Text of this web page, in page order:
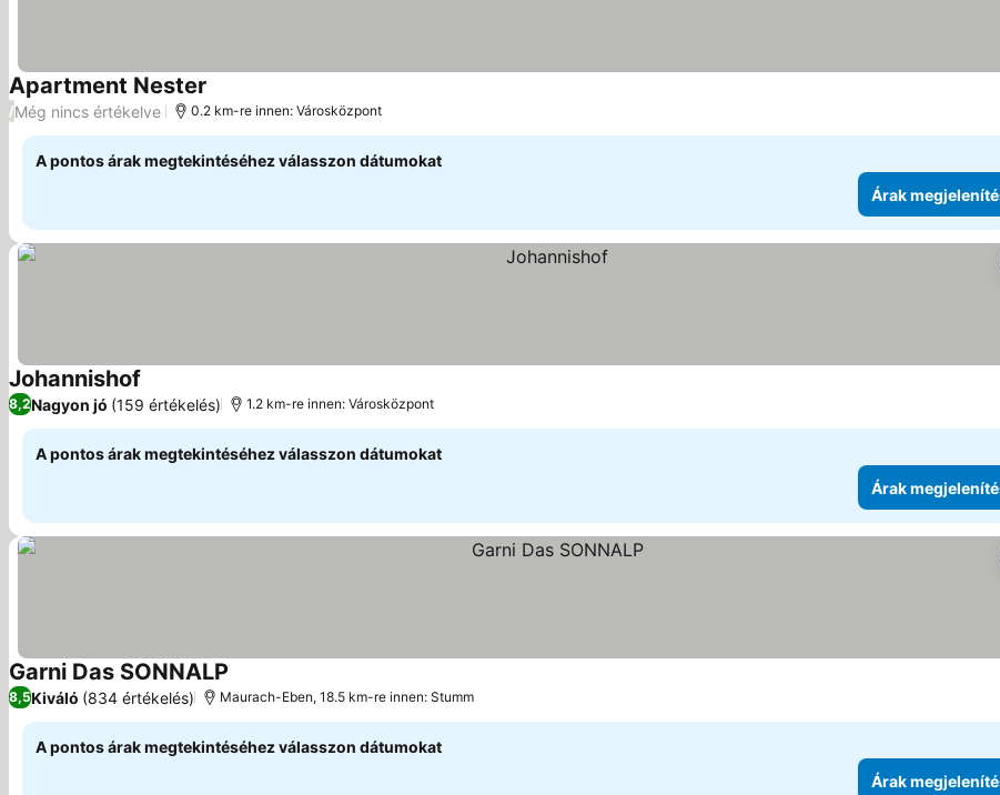
Apartment Nester
/Még nincs értékelve 0.2 km-re innen: Városközpont
A pontos árak megtekintéséhez válasszon dátumokat
Árak
Johannishof
8,2Nagyon jó (159 értékelés) 1.2 km-re innen: Városközpont
A pontos árak megtekintéséhez válasszon dátumokat
Árak
Garni Das SONNALP
8,5Kiváló (834 értékelés) Maurach-Eben, 18.5 km-re innen: Stumm
A pontos árak megtekintéséhez válasszon dátumokat
Árak